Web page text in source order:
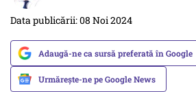
Data publicării: 08 Noi 2024
Adaugă-ne ca sursă preferată în Google
Urmărește-ne pe Google News